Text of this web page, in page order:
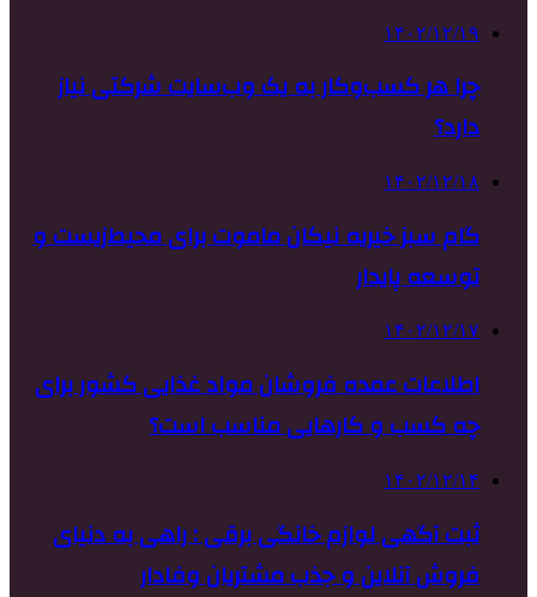
۱۴۰۲/۱۲/۱۹
چرا هر کسب‌وکار به یک وب‌سایت شرکتی نیاز
دارد؟
۱۴۰۲/۱۲/۱۸
گام سبز خیریه نیکان ماموت برای محیط‌زیست و
توسعه پایدار
۱۴۰۲/۱۲/۱۷
اطلاعات عمده فروشان مواد غذایی کشور برای
چه کسب و کارهایی مناسب است؟
۱۴۰۲/۱۲/۱۴
ثبت آگهی لوازم خانگی برقی : راهی به دنیای
فروش آنلاین و جذب مشتریان وفادار